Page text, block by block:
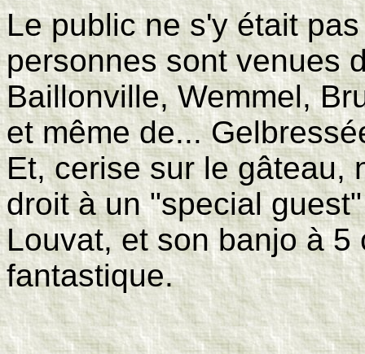
Le public ne s'y était
personnes sont venues
Baillonville, Wemmel,
et même de...
Et, cerise sur le gâteau,
droit à un "special
Louvat, et son banjo à
fantastique.